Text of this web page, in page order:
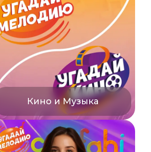
Кино и Музыка